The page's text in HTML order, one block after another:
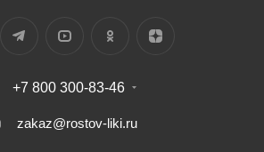
+7 800 300-83-46
zakaz@rostov-liki.ru